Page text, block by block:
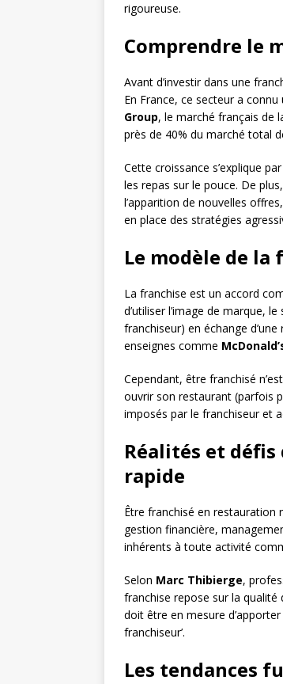
rigoureuse.
Comprendre le
Avant d’investir dans une
En France, ce secteur a
Group, le marché français de
près de 40% du marché total
Cette croissance s’explique
les repas sur le pouce. De
l’apparition de nouvelles
en place des stratégies
Le modèle de
La franchise est un accord
d’utiliser l’image de marque,
franchiseur) en échange
enseignes comme
Cependant, être franchisé
ouvrir son restaurant (parfois
imposés par le franchiseur et
Réalités et
rapide
Être franchisé en restauration
gestion financière,
inhérents à toute activité
Selon Marc Thibierge,
franchise repose sur la qualité
doit être en mesure
franchiseur’.
Les tendances